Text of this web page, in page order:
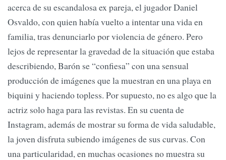
acerca de su escandalosa ex pareja, el jugador Daniel
Osvaldo, con quien había vuelto a intentar una vida en
familia, tras denunciarlo por violencia de género. Pero
lejos de representar la gravedad de la situación que estaba
describiendo, Barón se “confiesa” con una sensual
producción de imágenes que la muestran en una playa en
biquini y haciendo topless. Por supuesto, no es algo que la
actriz solo haga para las revistas. En su cuenta de
Instagram, además de mostrar su forma de vida saludable,
la joven disfruta subiendo imágenes de sus curvas. Con
una particularidad, en muchas ocasiones no muestra su